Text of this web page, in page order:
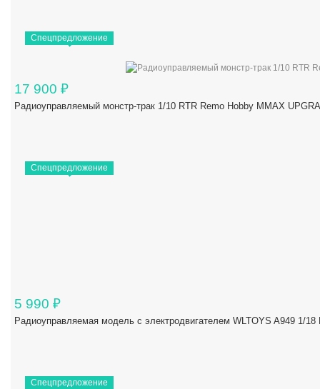
Спецпредложение
17 900 ₽
Радиоуправляемый монстр-трак 1/10 RTR Remo Hobby MMAX
Спецпредложение
5 990 ₽
Радиоуправляемая модель с электродвигателем WLTOYS A949 1/
Спецпредложение